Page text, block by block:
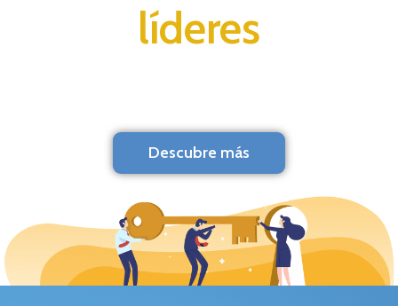
líderes
Descubre más